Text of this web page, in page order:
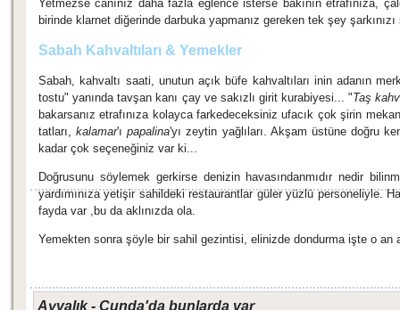
Yetmezse canınız daha fazla eğlence isterse bakının etrafınıza,
birinde klarnet diğerinde darbuka yapmanız gereken tek şey
Sabah Kahvaltıları & Yemekler
Sabah, kahvaltı saati, unutun açık büfe kahvaltıları inin adanın
tostu" yanında tavşan kanı çay ve sakızlı girit kurabiyesi... "Taş
bakarsanız etrafınıza kolayca farkedeceksiniz ufacık çok şirin
tatları,kalamar'ıpapalina'yı zeytin yağlıları. Akşam üstüne doğru
kadar çok seçeneğiniz var ki...
Doğrusunu söylemek gerkirse denizin havasındanmıdır nedir
yardımınıza yetişir sahildeki restaurantlar güler yüzlü personeliyle.
fayda var ,bu da aklınızda ola.
Yemekten sonra şöyle bir sahil gezintisi, elinizde dondurma işte o an
Ayvalık - Cunda'da bunlarda var